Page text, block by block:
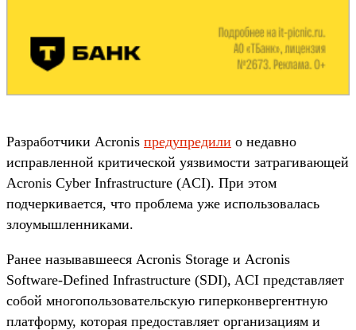
Разработчики Acronis предупредили о недавно
исправленной критической уязвимости затрагивающей
Acronis Cyber ​​Infrastructure (ACI). При этом
подчеркивается, что проблема уже использовалась
злоумышленниками.
Ранее называвшееся Acronis Storage и Acronis
Software-Defined Infrastructure (SDI), ACI представляет
собой многопользовательскую гиперконвергентную
платформу, которая предоставляет организациям и